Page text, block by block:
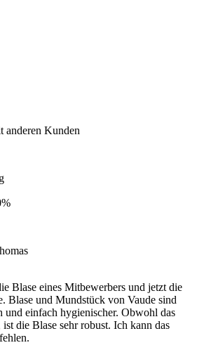
anderen Kunden
Blase eines Mitbewerbers und jetzt die
Blase und Mundstück von Vaude sind
und einfach hygienischer. Obwohl das
die Blase sehr robust. Ich kann das